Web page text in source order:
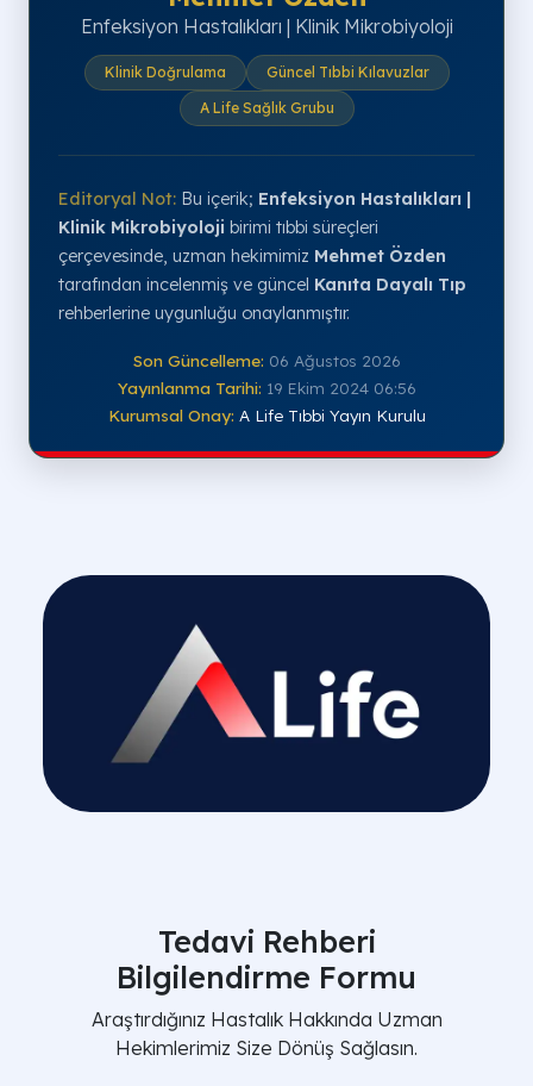
Enfeksiyon Hastalıkları | Klinik Mikrobiyoloji
Klinik Doğrulama
Güncel Tıbbi Kılavuzlar
A Life Sağlık Grubu
Editoryal Not: Bu içerik; Enfeksiyon Hastalıkları |
Klinik Mikrobiyoloji birimi tıbbi süreçleri
çerçevesinde, uzman hekimimiz Mehmet Özden
tarafından incelenmiş ve güncel Kanıta Dayalı Tıp
rehberlerine uygunluğu onaylanmıştır.
Son Güncelleme: 06 Ağustos 2026
Yayınlanma Tarihi: 19 Ekim 2024 06:56
Kurumsal Onay: A Life Tıbbi Yayın Kurulu
Tedavi Rehberi
Bilgilendirme Formu
Araştırdığınız Hastalık Hakkında Uzman
Hekimlerimiz Size Dönüş Sağlasın.